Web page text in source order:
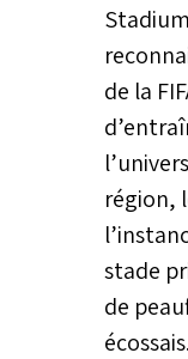
de la
région,
stade
de
écossais.